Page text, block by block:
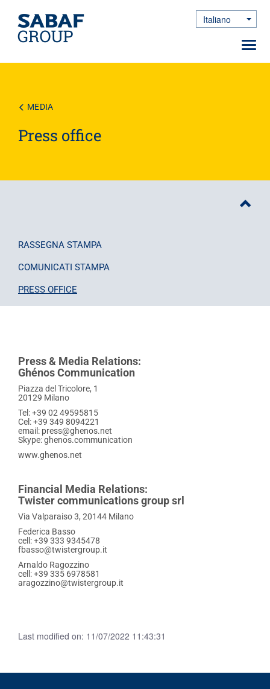
principale
ItalianoToggle
MEDIA
Press office
RASSEGNA STAMPA
COMUNICATI STAMPA
PRESS OFFICE
Press & Media Relations:
Ghénos Communication
Piazza del Tricolore, 1
20129 Milano
Tel: +39 02 49595815
Cel: +39 349 8094221
email: press@ghenos.net
Skype: ghenos.communication
www.ghenos.net
Financial Media Relations:
Twister communications group srl
Via Valparaiso 3, 20144 Milano
Federica Basso
cell: +39 333 9345478
fbasso@twistergroup.it
Arnaldo Ragozzino
cell: +39 335 6978581
aragozzino@twistergroup.it
Last modified on: 11/07/2022 11:43:31